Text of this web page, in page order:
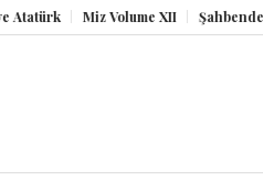
Miz Volume XII Şahbender